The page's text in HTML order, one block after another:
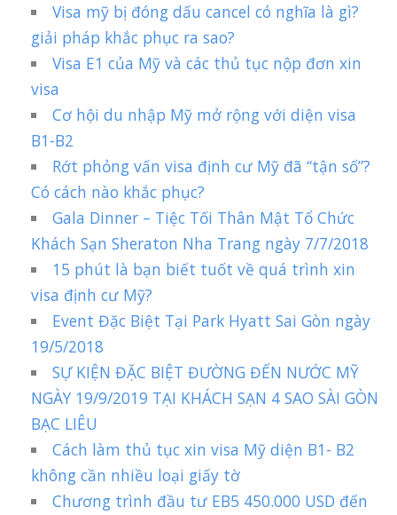
Visa mỹ bị đóng dấu cancel có nghĩa là gì?
giải pháp khắc phục ra sao?
Visa E1 của Mỹ và các thủ tục nộp đơn xin
visa
Cơ hội du nhập Mỹ mở rộng với diện visa
B1-B2
Rớt phỏng vấn visa định cư Mỹ đã “tận số”?
Có cách nào khắc phục?
Gala Dinner – Tiệc Tối Thân Mật Tổ Chức
Khách Sạn Sheraton Nha Trang ngày 7/7/2018
15 phút là bạn biết tuốt về quá trình xin
visa định cư Mỹ?
Event Đặc Biệt Tại Park Hyatt Sai Gòn ngày
19/5/2018
SỰ KIỆN ĐẶC BIỆT ĐƯỜNG ĐẾN NƯỚC MỸ
NGÀY 19/9/2019 TẠI KHÁCH SẠN 4 SAO SÀI GÒN
BẠC LIÊU
Cách làm thủ tục xin visa Mỹ diện B1- B2
không cần nhiều loại giấy tờ
Chương trình đầu tư EB5 450.000 USD đến